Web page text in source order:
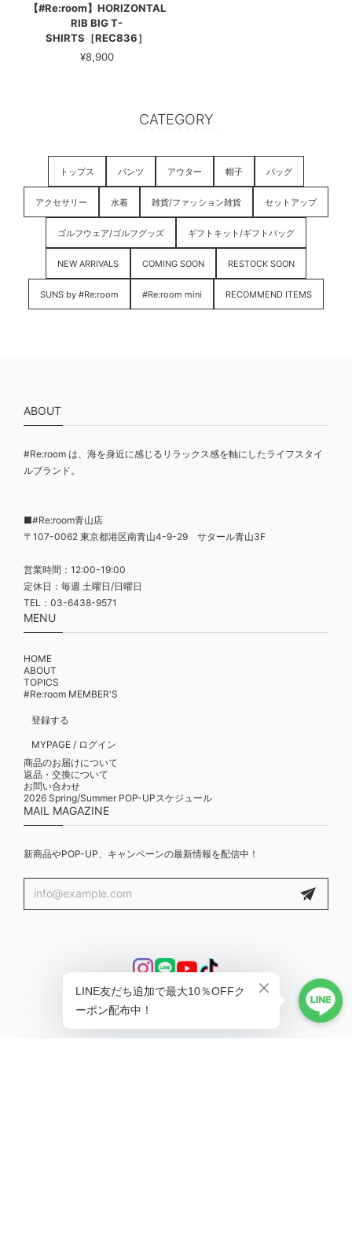
【#Re:room】HORIZONTAL
RIB BIG T-
SHIRTS［REC836］
¥8,900
CATEGORY
トップス パンツ アウター 帽子 バッグ
アクセサリー 水着 雑貨/ファッション雑貨 セットアップ
ゴルフウェア/ゴルフグッズ ギフトキット/ギフトバッグ
NEW ARRIVALS COMING SOON RESTOCK SOON
SUNS by #Re:room #Re:room mini RECOMMEND ITEMS
ABOUT
#Re:room は、海を身近に感じるリラックス感を軸にしたライフスタイ
ルブランド。
■#Re:room青山店
〒107-0062 東京都港区南青山4-9-29 サタール青山3F
営業時間：12:00-19:00
定休日：毎週 土曜日/日曜日
TEL：03-6438-9571
MENU
HOME
ABOUT
TOPICS
#Re:room MEMBER'S
登録する
MYPAGE / ログイン
商品のお届けについて
返品・交換について
お問い合わせ
2026 Spring/Summer POP-UPスケジュール
MAIL MAGAZINE
新商品やPOP-UP、キャンペーンの最新情報を配信中！